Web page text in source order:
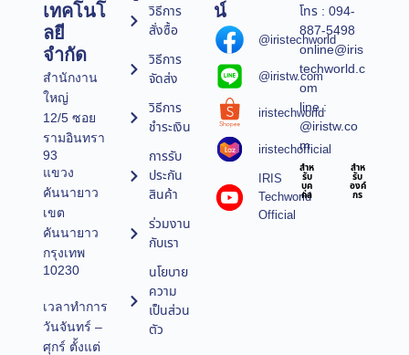
เทคโนโ
ลยี
จำกัด
สำนักงาน
ใหญ่
12/5 ซอย
รามอินทรา
93
แขวง
คันนายาว
เขต
คันนายาว
กรุงเทพ
10230
เวลาทำการ
วันจันทร์ –
ศุกร์ ตั้งแต่
วิธีการ
สั่งซื้อ
วิธีการ
จัดส่ง
วิธีการ
ชำระเงิน
การรับ
ประกัน
สินค้า
ร่วมงาน
กับเรา
นโยบาย
ความ
เป็นส่วน
ตัว
น์
@iristechworld
@iristw.com
iristechworld
iristechofficial
IRIS
Techworld
Official
โทร : 094-
887-5498
online@iris
techworld.c
om
line :
@iristw.co
m
สำห
รับ
บุค
คล
สำห
รับ
องค์
กร